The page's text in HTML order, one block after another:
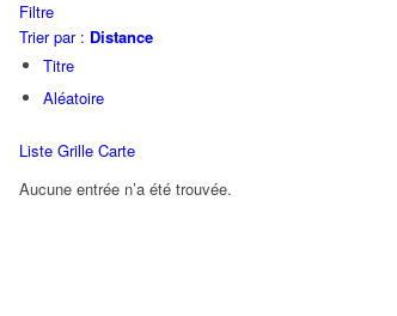
Filtre
Trier par : Distance
Titre
Aléatoire
Liste Grille Carte
Aucune entrée n’a été trouvée.